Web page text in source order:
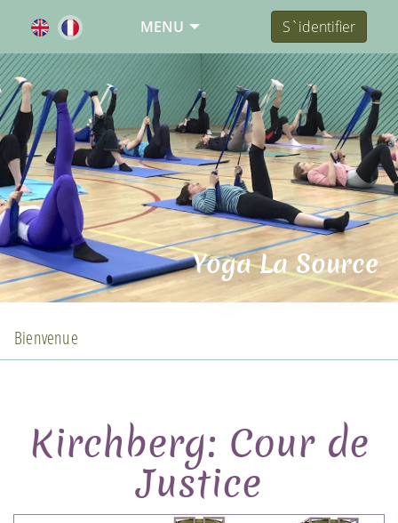
MENU S`identifier
Yoga La Source
Bienvenue
Kirchberg: Cour de
Justice